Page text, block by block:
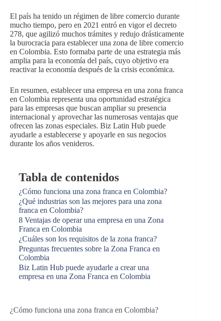
El país ha tenido un régimen de libre comercio durante
mucho tiempo, pero en 2021 entró en vigor el decreto
278, que agilizó muchos trámites y redujo drásticamente
la burocracia para establecer una zona de libre comercio
en Colombia. Esto formaba parte de una estrategia más
amplia para la economía del país, cuyo objetivo era
reactivar la economía después de la crisis económica.
En resumen, establecer una empresa en una zona franca
en Colombia representa una oportunidad estratégica
para las empresas que buscan ampliar su presencia
internacional y aprovechar las numerosas ventajas que
ofrecen las zonas especiales. Biz Latin Hub puede
ayudarle a establecerse y apoyarle en sus negocios
durante los años venideros.
Tabla de contenidos
¿Cómo funciona una zona franca en Colombia?
¿Qué industrias son las mejores para una zona
franca en Colombia?
8 Ventajas de operar una empresa en una Zona
Franca en Colombia
¿Cuáles son los requisitos de la zona franca?
Preguntas frecuentes sobre la Zona Franca en
Colombia
Biz Latin Hub puede ayudarle a crear una
empresa en una Zona Franca en Colombia
¿Cómo funciona una zona franca en Colombia?